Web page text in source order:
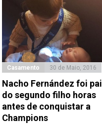
Casamento 30 de Maio, 2016
Nacho Fernández foi pai
do segundo filho horas
antes de conquistar a
Champions